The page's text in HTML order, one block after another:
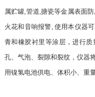
属贮罐,管道,搪瓷等金属表面
火花和音响报警, 使用本仪器
青和橡胶衬里等涂层，进行
孔、气泡、裂隙和裂纹，仪器
用镍氢电池供电、体积小、重